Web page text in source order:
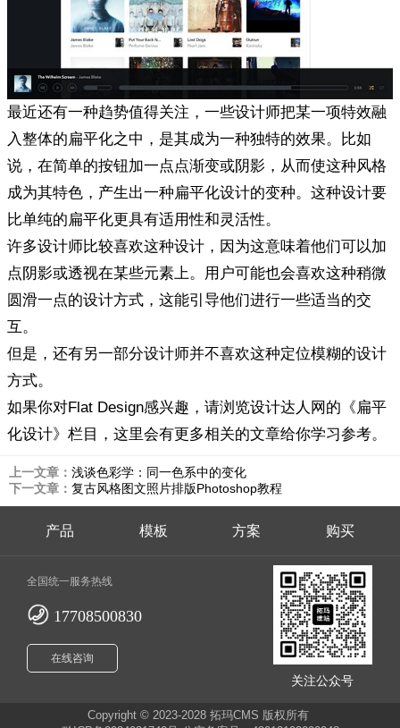
最近还有一种趋势值得关注，一些设计师把某一项特效融
入整体的扁平化之中，是其成为一种独特的效果。比如
说，在简单的按钮加一点点渐变或阴影，从而使这种风格
成为其特色，产生出一种扁平化设计的变种。这种设计要
比单纯的扁平化更具有适用性和灵活性。
许多设计师比较喜欢这种设计，因为这意味着他们可以加
点阴影或透视在某些元素上。用户可能也会喜欢这种稍微
圆滑一点的设计方式，这能引导他们进行一些适当的交
互。
但是，还有另一部分设计师并不喜欢这种定位模糊的设计
方式。
如果你对Flat Design感兴趣，请浏览设计达人网的《扁平
化设计》栏目，这里会有更多相关的文章给你学习参考。
上一文章： 浅谈色彩学：同一色系中的变化
下一文章： 复古风格图文照片排版Photoshop教程
产品 模板 方案 购买
全国统一服务热线
17708500830
在线咨询
关注公众号
Copyright © 2023-2028 拓玛CMS 版权所有